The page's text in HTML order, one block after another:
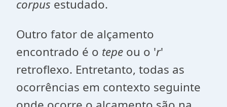
corpus estudado.
Outro fator de alçamento
encontrado é o tepe ou o 'r'
retroflexo. Entretanto, todas as
ocorrências em contexto seguinte